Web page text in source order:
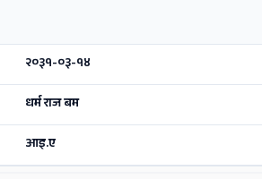
२०३१-०३-१४
धर्म राज बम
आइ.ए